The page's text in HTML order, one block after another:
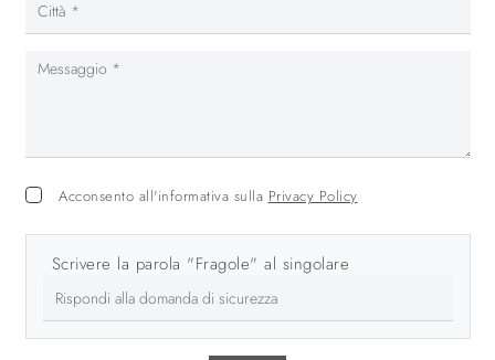
Acconsento all'informativa sulla Privacy Policy
Scrivere la parola "Fragole" al singolare